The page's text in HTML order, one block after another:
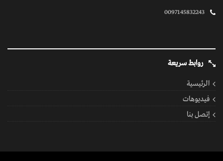
0097145832243
روابط سريعة
الرئيسية
فيديوهات
إتصل بنا